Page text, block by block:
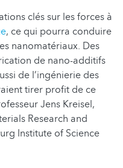
clés sur les forces à
, ce qui pourra conduire
nanomatériaux. Des
de nano-additifs
de l’ingénierie des
tirer profit de ce
Jens Kreisel,
Research and
Institute of Science